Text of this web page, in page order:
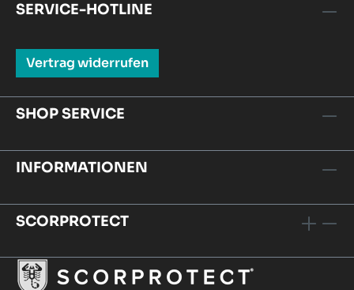
SERVICE-HOTLINE
Vertrag widerrufen
SHOP SERVICE
INFORMATIONEN
SCORPROTECT